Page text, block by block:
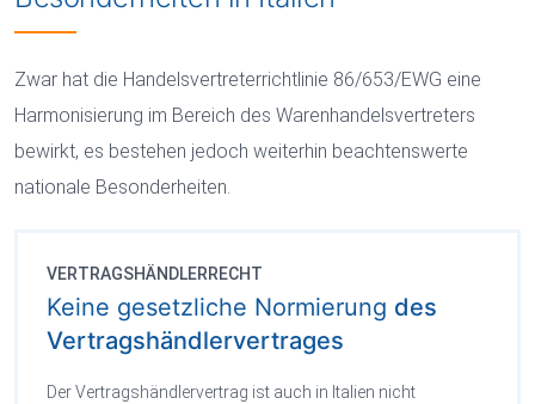
Zwar hat die Handelsvertreterrichtlinie 86/653/EWG eine
Harmonisierung im Bereich des Warenhandelsvertreters
bewirkt, es bestehen jedoch weiterhin beachtenswerte
nationale Besonderheiten.
VERTRAGSHÄNDLERRECHT
Keine gesetzliche Normierung des
Vertragshändlervertrages
Der Vertragshändlervertrag ist auch in Italien nicht